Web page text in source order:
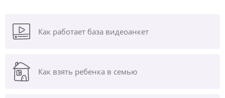
Как работает база видеоанкет
Как взять ребенка в семью